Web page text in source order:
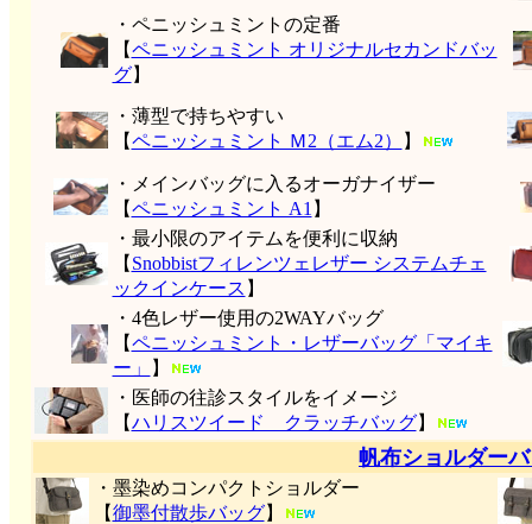
・ペニッシュミントの定番
【ペニッシュミント オリジナルセカンドバッ
グ】
・薄型で持ちやすい
【ペニッシュミント Ｍ2（エム2） 】
・メインバッグに入るオーガナイザー
【ペニッシュミント A1 】
・最小限のアイテムを便利に収納
【 Snobbistフィレンツェレザー システムチェ
ックインケース 】
・4色レザー使用の2WAYバッグ
【ペニッシュミント・レザーバッグ「マイキ
ー」
】
・医師の往診スタイルをイメージ
【ハリスツイード クラッチバッグ】
帆布ショルダー
・墨染めコンパクトショルダー
【御墨付散歩バッグ】